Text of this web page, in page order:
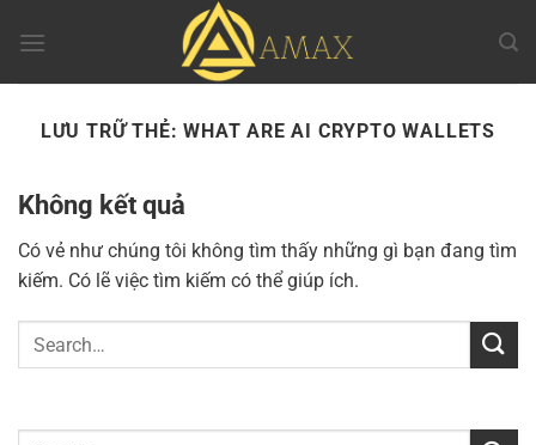
đến
LƯU TRỮ THẺ:WHAT ARE AI CRYPTO WALLETS
Không kết quả
Có vẻ như chúng tôi không tìm thấy những gì bạn đang tìm
kiếm. Có lẽ việc tìm kiếm có thể giúp ích.